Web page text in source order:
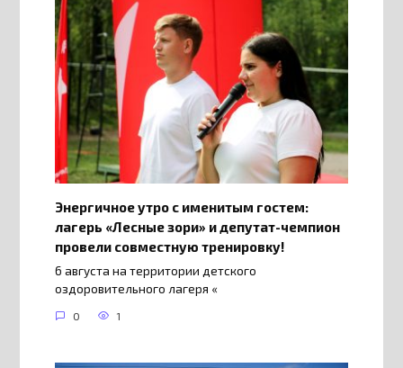
Энергичное утро с именитым гостем:
лагерь «Лесные зори» и депутат-чемпион
провели совместную тренировку!
6 августа на территории детского
оздоровительного лагеря «
0 1